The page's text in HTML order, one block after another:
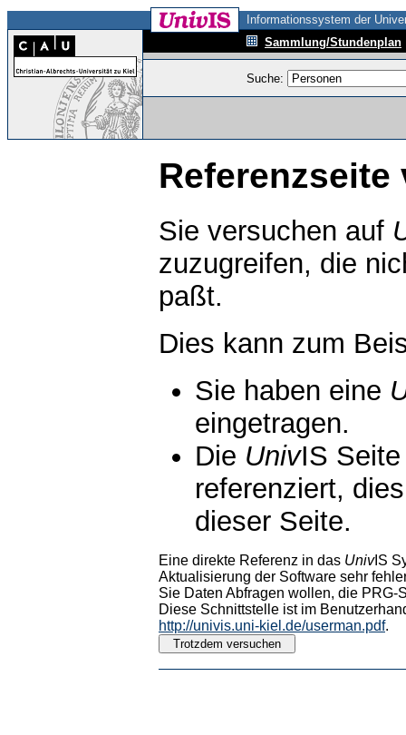
Informationssystem der
Sammlung/Stundenplan
Suche:
Referenzseite
Sie versuchen auf
zuzugreifen, die
paßt.
Dies kann zum
Sie haben eine
eingetragen.
Die UnivIS
referenziert,
dieser Seite.
Eine direkte Referenz in das UnivIS
Aktualisierung der Software sehr
Sie Daten Abfragen wollen, die PRG-
Diese Schnittstelle ist im
http://univis.uni-kiel.de/userman.pdf.